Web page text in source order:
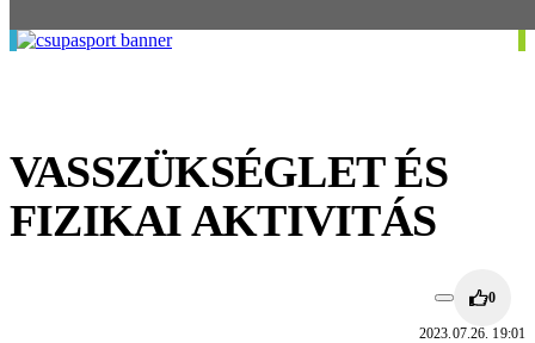
VASSZÜKSÉGLET ÉS
FIZIKAI AKTIVITÁS
0
2023.07.26. 19:01